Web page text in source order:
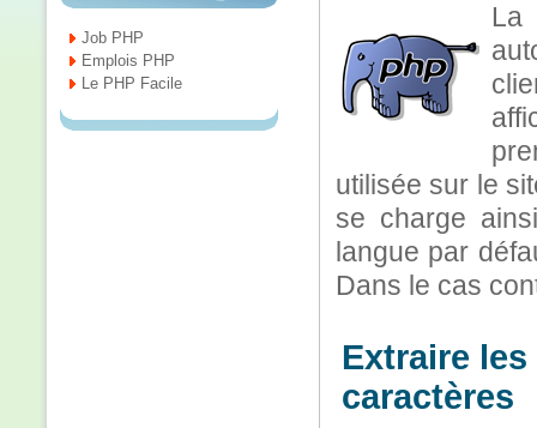
utilisée sur le
se charge
langue par
Dans le cas
Extraire
caractères
Job PHP
Emplois PHP
Le PHP Facile